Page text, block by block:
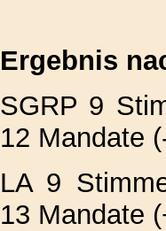
Ergebnis
SGRP 9
12 Mandate
LA 9
13 Mandate